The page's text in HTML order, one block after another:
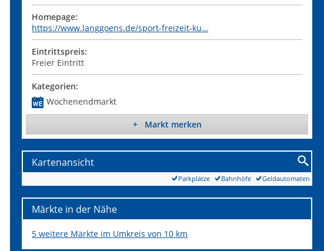
Homepage:
https://www.langgoens.de/sport-freizeit-ku…
Eintrittspreis:
Freier Eintritt
Kategorien:
Wochenendmarkt
+ Markt merken
Kartenansicht
Geldautomaten
Bahnhöfe
Parkplätze
Märkte in der Nähe
5 weitere Märkte im Umkreis von 10 km